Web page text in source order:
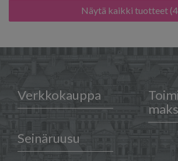
Näytä kaikki tuotteet
Verkkokauppa
Seinäruusu